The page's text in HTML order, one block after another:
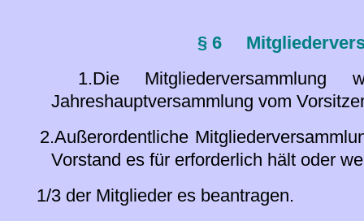
§ 6
1.Die
Jahreshauptversammlung vom
2.Außerordentliche
Vorstand es für erforderlich hält oder
1/3 der Mitglieder es beantragen.